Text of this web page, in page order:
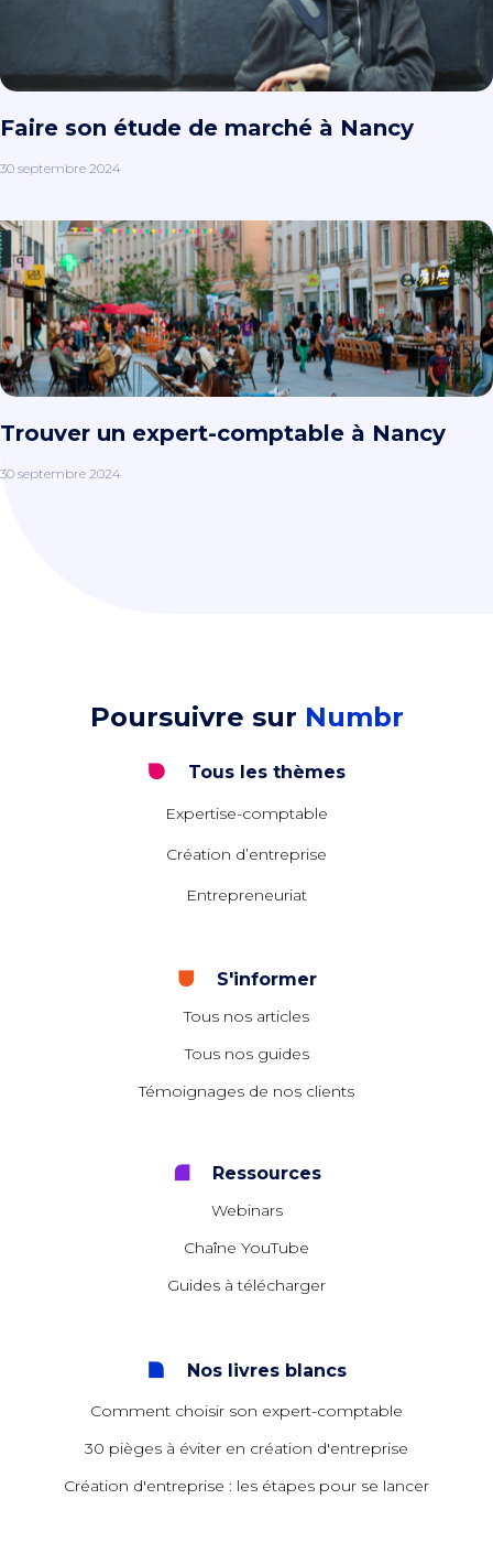
Faire son étude de marché à Nancy
30 septembre 2024
Trouver un expert-comptable à Nancy
30 septembre 2024
Poursuivre sur Numbr
Tous les thèmes
Expertise-comptable
Création d’entreprise
Entrepreneuriat
S'informer
Tous nos articles
Tous nos guides
Témoignages de nos clients
Ressources
Webinars
Chaîne YouTube
Guides à télécharger
Nos livres blancs
Comment choisir son expert-comptable
30 pièges à éviter en création d'entreprise
Création d'entreprise : les étapes pour se lancer